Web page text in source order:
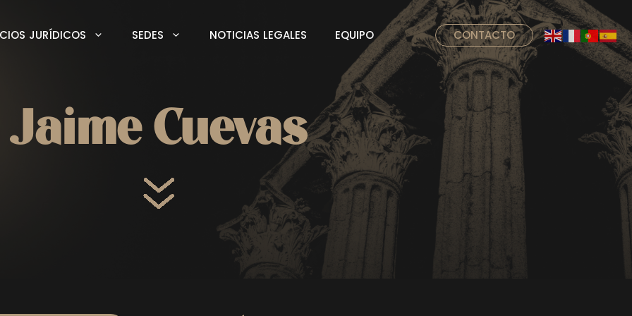
JURÍDICOS SEDES NOTICIAS LEGALES EQUIPO CONTACTO
Jaime Cuevas